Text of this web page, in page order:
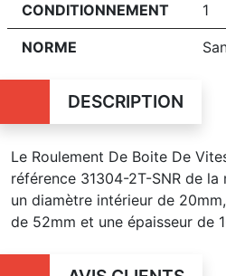
CONDITIONNEMENT 1
NORME
DESCRIPTION
Le Roulement De Boite De
référence 31304-2T-SNR de la
un diamètre intérieur de
de 52mm et une épaisseur de